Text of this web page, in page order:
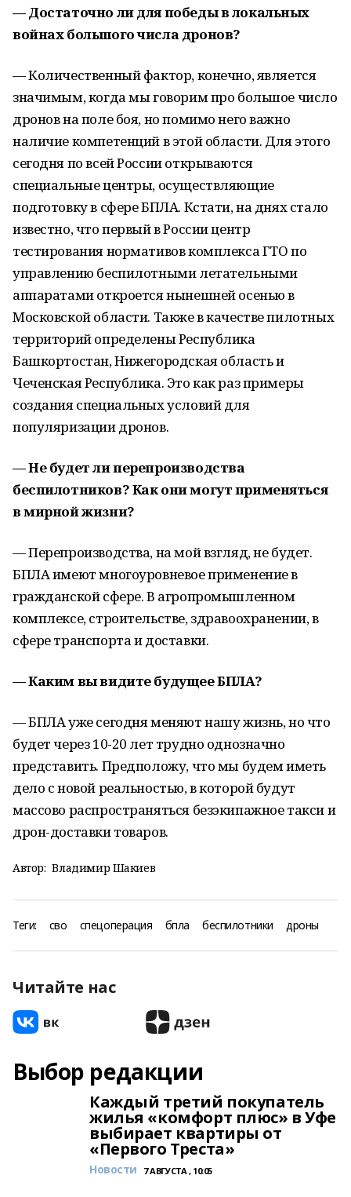
— Достаточно ли для победы в локальных
войнах большого числа дронов?
— Количественный фактор, конечно, является
значимым, когда мы говорим про большое число
дронов на поле боя, но помимо него важно
наличие компетенций в этой области. Для этого
сегодня по всей России открываются
специальные центры, осуществляющие
подготовку в сфере БПЛА. Кстати, на днях стало
известно, что первый в России центр
тестирования нормативов комплекса ГТО по
управлению беспилотными летательными
аппаратами откроется нынешней осенью в
Московской области. Также в качестве пилотных
территорий определены Республика
Башкортостан, Нижегородская область и
Чеченская Республика. Это как раз примеры
создания специальных условий для
популяризации дронов.
— Не будет ли перепроизводства
беспилотников? Как они могут применяться
в мирной жизни?
— Перепроизводства, на мой взгляд, не будет.
БПЛА имеют многоуровневое применение в
гражданской сфере. В агропромышленном
комплексе, строительстве, здравоохранении, в
сфере транспорта и доставки.
— Каким вы видите будущее БПЛА?
— БПЛА уже сегодня меняют нашу жизнь, но что
будет через 10-20 лет трудно однозначно
представить. Предположу, что мы будем иметь
дело с новой реальностью, в которой будут
массово распространяться безэкипажное такси и
дрон-доставки товаров.
Автор: Владимир Шакиев
Теги: сво спецоперация бпла беспилотники дроны
Читайте нас
Выбор редакции
Каждый третий покупатель
жилья «комфорт плюс» в Уфе
выбирает квартиры от
«Первого Треста»
Новости 7 АВГУСТА , 10:05